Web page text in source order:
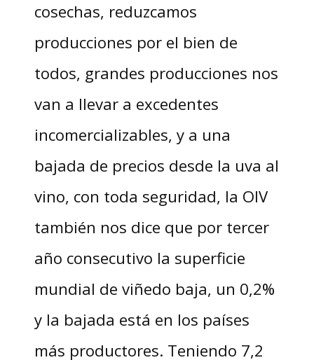
cosechas, reduzcamos
producciones por el bien de
todos, grandes producciones nos
van a llevar a excedentes
incomercializables, y a una
bajada de precios desde la uva al
vino, con toda seguridad, la OIV
también nos dice que por tercer
año consecutivo la superficie
mundial de viñedo baja, un 0,2%
y la bajada está en los países
más productores. Teniendo 7,2